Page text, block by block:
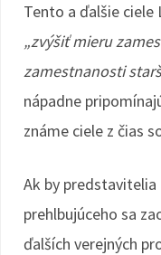
Tento a ďalšie
„zvýšiť mieru
zamestnanosti
nápadne
známe ciele z čias
Ak by
prehlbujúceho sa
ďalších verejných